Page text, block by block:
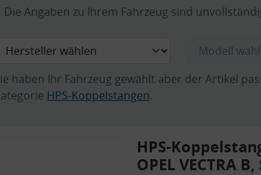
Die Angaben zu Ihrem Fahrzeug sind
haben Ihr Fahrzeug gewählt aber der Artikel
HPS-Koppelstangen.
HPS-
OPEL VECTRA